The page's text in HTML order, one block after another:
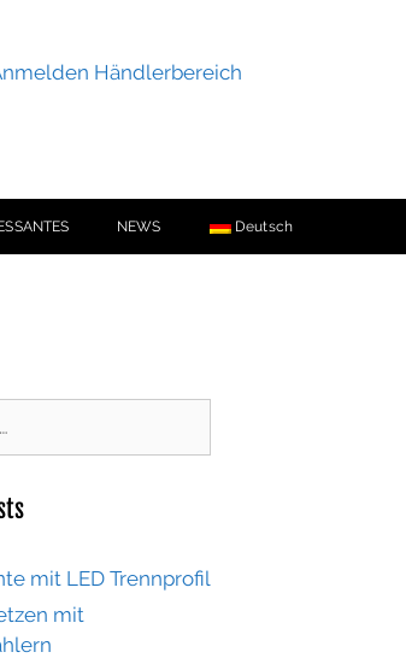
Händlerbereich
NEWS Deutsch
mit LED Trennprofil
mit